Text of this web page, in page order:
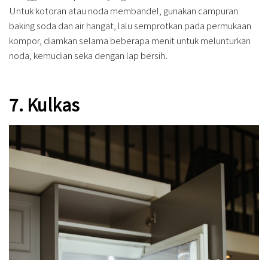
Untuk kotoran atau noda membandel, gunakan campuran
baking soda dan air hangat, lalu semprotkan pada permukaan
kompor, diamkan selama beberapa menit untuk melunturkan
noda, kemudian seka dengan lap bersih.
7. Kulkas